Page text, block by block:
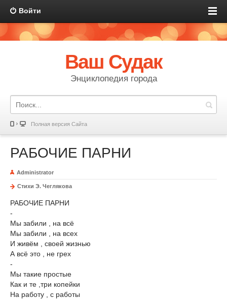
Войти
Ваш Судак
Энциклопедия города
Полная версия Сайта
РАБОЧИЕ ПАРНИ
Administrator
Стихи Э. Чеглякова
РАБОЧИЕ ПАРНИ
-
Мы забили , на всё
Мы забили , на всех
И живём , своей жизнью
А всё это , не грех
-
Мы такие простые
Как и те ,три копейки
На работу , с работы